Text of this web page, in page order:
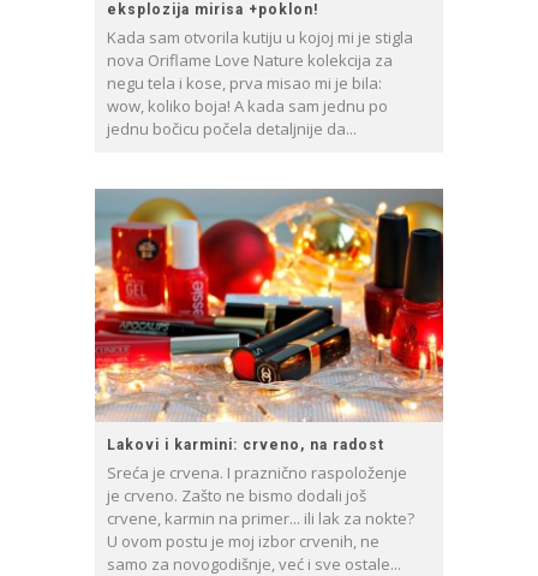
eksplozija mirisa +poklon!
Kada sam otvorila kutiju u kojoj mi je stigla
nova Oriflame Love Nature kolekcija za
negu tela i kose, prva misao mi je bila:
wow, koliko boja! A kada sam jednu po
jednu bočicu počela detaljnije da...
Lakovi i karmini: crveno, na radost
Sreća je crvena. I praznično raspoloženje
je crveno. Zašto ne bismo dodali još
crvene, karmin na primer... ili lak za nokte?
U ovom postu je moj izbor crvenih, ne
samo za novogodišnje, već i sve ostale...